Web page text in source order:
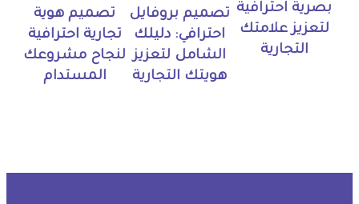
بصرية احترافية
لتعزيز علامتك
التجارية
تصميم بروفايل
احترافي: دليلك
الشامل لتعزيز
هويتك التجارية
تصميم هوية
تجارية احترافية
لنجاح مشروعك
المستدام